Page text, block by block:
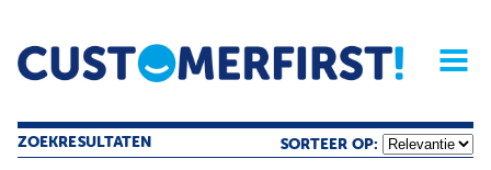
Home Opinie Archief
Magazine
ZOEKRESULTATEN SORTEER OP: